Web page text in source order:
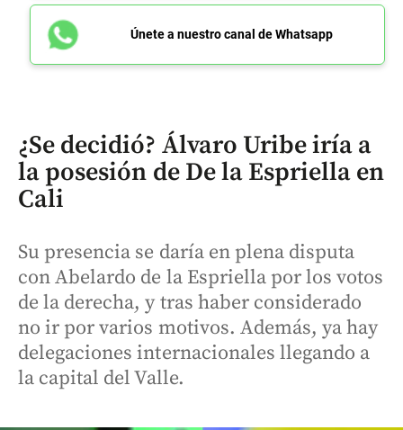
Únete a nuestro canal de Whatsapp
¿Se decidió? Álvaro Uribe iría a
la posesión de De la Espriella en
Cali
Su presencia se daría en plena disputa
con Abelardo de la Espriella por los votos
de la derecha, y tras haber considerado
no ir por varios motivos. Además, ya hay
delegaciones internacionales llegando a
la capital del Valle.